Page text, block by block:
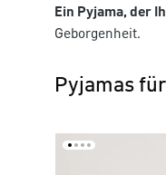
Ein Pyjama, der
Geborgenheit.
Pyjamas